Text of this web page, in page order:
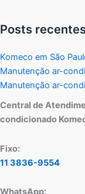
Posts
Komeco em São
Manutenção ar-
Manutenção ar-
Central de
condicionado
Fixo:
11 3836-9554